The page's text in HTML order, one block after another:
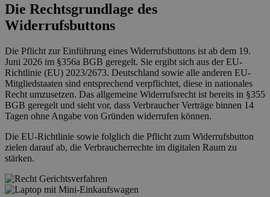
Die Rechtsgrundlage des
Widerrufsbuttons
Die Pflicht zur Einführung eines Widerrufsbuttons ist ab dem 19.
Juni 2026 im §356a BGB geregelt. Sie ergibt sich aus der EU-
Richtlinie (EU) 2023/2673. Deutschland sowie alle anderen EU-
Mitgliedstaaten sind entsprechend verpflichtet, diese in nationales
Recht umzusetzen. Das allgemeine Widerrufsrecht ist bereits in §355
BGB geregelt und sieht vor, dass Verbraucher Verträge binnen 14
Tagen ohne Angabe von Gründen widerrufen können.
Die EU-Richtlinie sowie folglich die Pflicht zum Widerrufsbutton
zielen darauf ab, die Verbraucherrechte im digitalen Raum zu
stärken.